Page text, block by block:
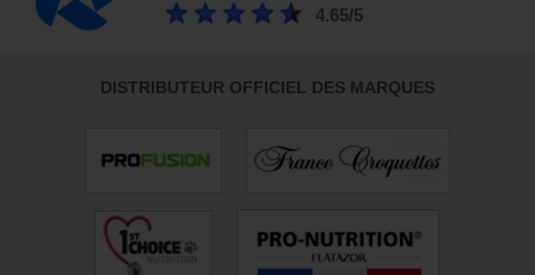
4.65/5
DISTRIBUTEUR OFFICIEL DES MARQUES